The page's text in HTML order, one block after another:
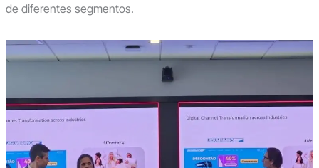
de diferentes segmentos.